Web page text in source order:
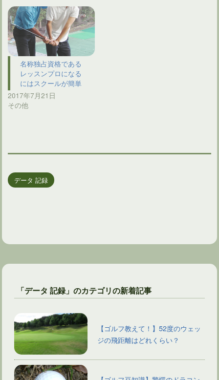
名称独占資格である
レッスンプロになる
にはスクールが簡単
2017年7月21日
その他
データ 記録
「データ 記録」のカテゴリの新着記事
【ゴルフ教えて！】52度のウェッ
ジの飛距離はどれくらい？